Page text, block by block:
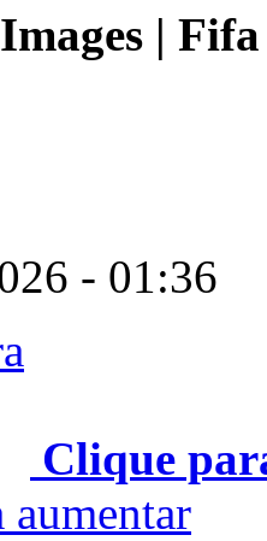
| Fifa
- 01:36
Clique
aumentar